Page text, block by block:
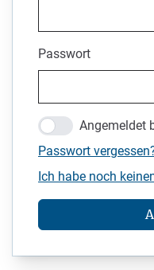
Passwort
Angemeldet
Passwort
Ich habe noch